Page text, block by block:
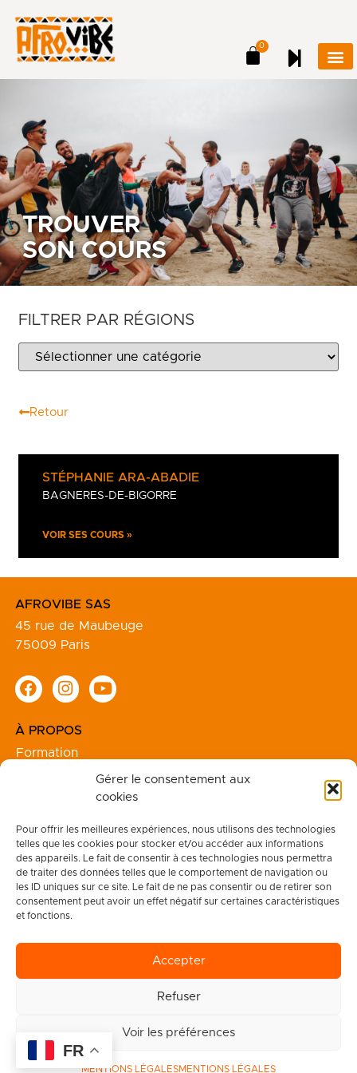
Gérer le consentement aux
cookies
Pour offrir les meilleures expériences, nous utilisons des technologies
telles que les cookies pour stocker et/ou accéder aux informations
des appareils. Le fait de consentir à ces technologies nous permettra
de traiter des données telles que le comportement de navigation ou
les ID uniques sur ce site. Le fait de ne pas consentir ou de retirer son
consentement peut avoir un effet négatif sur certaines caractéristiques
et fonctions.
Accepter
Refuser
Voir les préférences
MENTIONS LÉGALESMENTIONS LÉGALES
0
TROUVER
SON COURS
Retour
STÉPHANIE ARA-ABADIE
BAGNERES-DE-BIGORRE
VOIR SES COURS »
FILTRER PAR RÉGIONS
AFROVIBE SAS
45 rue de Maubeuge
75009 Paris
À PROPOS
Formation
INFO
Votre Compte
Réclamation
Mentions légales
FR